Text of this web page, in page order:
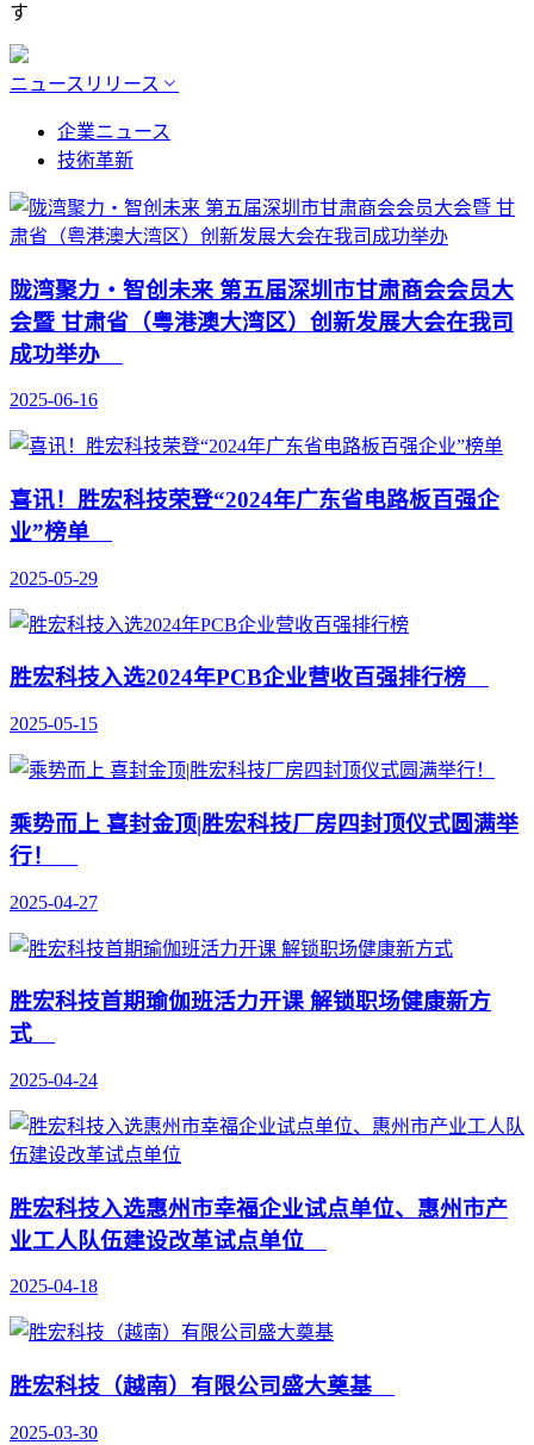
す
ニュースリリース
企業ニュース
技術革新
陇湾聚力・智创未来 第五届深圳市甘肃商会会员大
会暨 甘肃省（粤港澳大湾区）创新发展大会在我司
成功举办
2025-06-16
喜讯！胜宏科技荣登“2024年广东省电路板百强企
业”榜单
2025-05-29
胜宏科技入选2024年PCB企业营收百强排行榜
2025-05-15
乘势而上 喜封金顶|胜宏科技厂房四封顶仪式圆满举
行！
2025-04-27
胜宏科技首期瑜伽班活力开课 解锁职场健康新方
式
2025-04-24
胜宏科技入选惠州市幸福企业试点单位、惠州市产
业工人队伍建设改革试点单位
2025-04-18
胜宏科技（越南）有限公司盛大奠基
2025-03-30